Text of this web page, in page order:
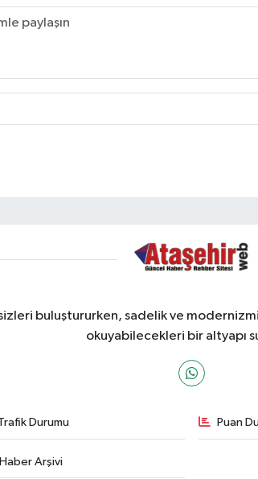
buluştururken, sadelik ve
okuyabilecekleri bir altyapı
Durumu Puan
Haber Arşivi